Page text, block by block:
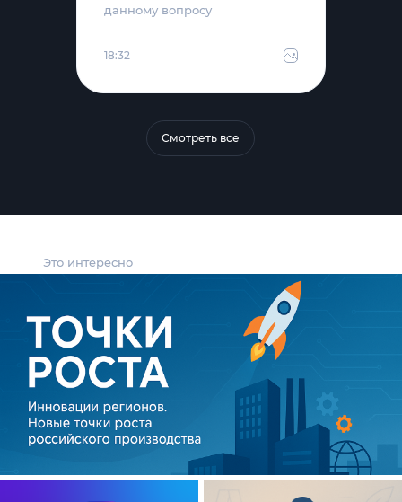
Это интересно
данному вопросу
18:32
Смотреть все